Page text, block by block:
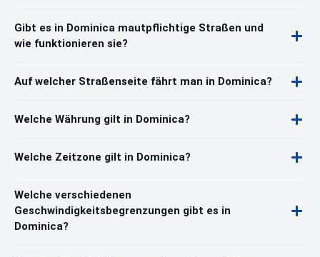
Gibt es in Dominica mautpflichtige Straßen und
wie funktionieren sie?
Auf welcher Straßenseite fährt man in Dominica?
Welche Währung gilt in Dominica?
Welche Zeitzone gilt in Dominica?
Welche verschiedenen
Geschwindigkeitsbegrenzungen gibt es in
Dominica?